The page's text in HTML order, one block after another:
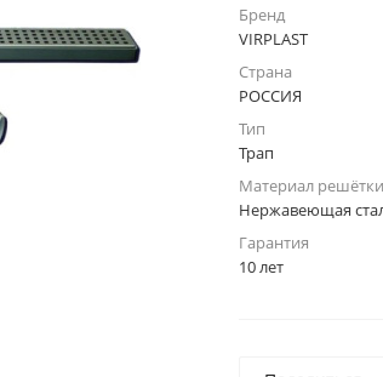
Бренд
VIRPLAST
Страна
РОССИЯ
Тип
Трап
Материал решётки
Нержавеющая
Гарантия
10 лет